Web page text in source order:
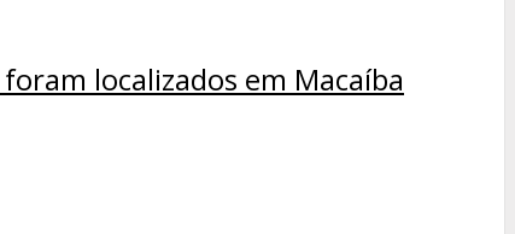
localizados em Macaíba